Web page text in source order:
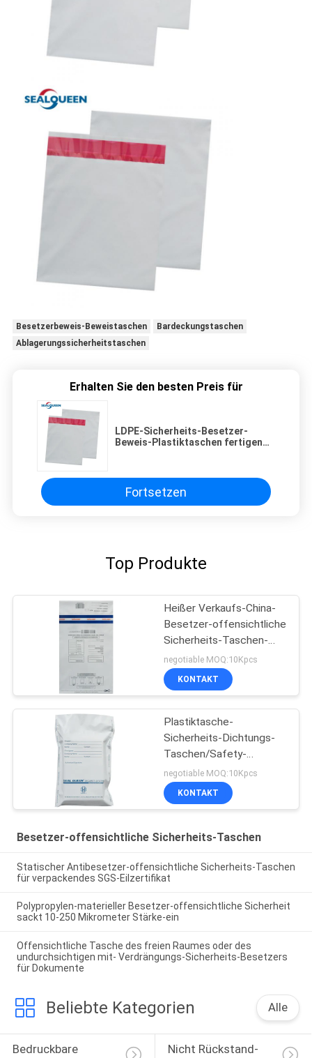
Besetzerbeweis-Beweistaschen
Bardeckungstaschen
Ablagerungssicherheitstaschen
Erhalten Sie den besten Preis für
LDPE-Sicherheits-Besetzer-
Beweis-Plastiktaschen fertigen
Fortsetzen
Top Produkte
Heißer Verkaufs-China-
Besetzer-offensichtliche
Sicherheits-Taschen-
Fabrik
negotiable MOQ:10Kpcs
KONTAKT
Plastiktasche-
Sicherheits-Dichtungs-
Taschen/Safety-
Ablagerungs-
Taschen-/Besetzer-
Beweis-Ablagerungs-
negotiable MOQ:10Kpcs
KONTAKT
Besetzer-offensichtliche Sicherheits-Taschen
Statischer Antibesetzer-offensichtliche Sicherheits-Taschen
für verpackendes SGS-Eilzertifikat
Polypropylen-materieller Besetzer-offensichtliche Sicherheit
sackt 10-250 Mikrometer Stärke-ein
Offensichtliche Tasche des freien Raumes oder des
undurchsichtigen mit- Verdrängungs-Sicherheits-Besetzers
für Dokumente
Beliebte Kategorien Alle
Bedruckbare
Nicht Rückstand-